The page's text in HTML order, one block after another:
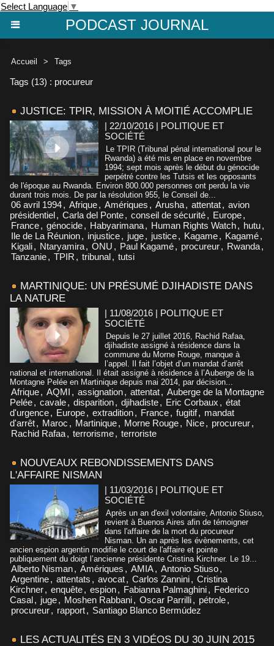
Select Language ▼
PODCAST JOURNAL
Accueil > Tags
Tags (13) : procureur
JUSTICE: TPIR, MISSION À MOITIÉ ACCOMPLIE
| 22/10/2016 | POLITIQUE ET
SOCIÉTÉ
Le TPIR (Tribunal pénal international pour le
Rwanda) a été mis en place en novembre
1994; sept mois après le début du génocide
perpétré contre les Tutsis et les opposants
de l'époque au Rwanda. Environ 800.000 personnes ont perdu la vie
durant trois mois. De par la résolution 955, le Conseil de...
06 avril 1994, Afrique, Amériques , Arusha, attentat, avion
présidentiel, Carla del Ponte, conseil de sécurité, Europe,
France, génocide, Habyarimana, Human Rights Watch, hutu,
Ile de La Réunion, injustice, juge, justice, Kagame, Kagamé,
Kigali, Ntaryamira, ONU , Paul Kagamé, procureur, Rwanda,
Tanzanie, TPIR , tribunal, tutsi
MARTINIQUE: UN PRÉSUMÉ DJIHADISTE DANS
LA NATURE
| 11/08/2016 | POLITIQUE ET
SOCIÉTÉ
Depuis le 27 juillet 2016, Rachid Rafaa,
djihadiste assigné à résidence dans la
commune du Morne Rouge, manque à
l’appel. Il fait l’objet d’un mandat d’arrêt
national et international. Il était assigné à résidence à l’Auberge de la
Montagne Pelée en Martinique depuis mai 2014, par décision...
Afrique, AQMI , assignation, attentat, Auberge de la Montagne
Pelée, cavale, disparition, djihadiste, Eric Corbaux , état
d'urgence, Europe, extradition, France, fugitif, mandat
d'arrêt, Maroc , Martinique, Morne Rouge, Nice, procureur,
Rachid Rafaa, terrorisme, terroriste
NOUVEAUX REBONDISSEMENTS DANS
L'AFFAIRE NISMAN
| 11/03/2016 | POLITIQUE ET
SOCIÉTÉ
Après un an d'exil volontaire, Antonio Stiuso,
revient à Buenos Aires afin de témoigner
dans l'affaire de la mort du procureur
Nisman. Un an après les évènements, cet
ancien espion argentin modifie le court de l'affaire et pointe
publiquement du doigt l’ancienne présidente Cristina Kirchner. Le 19...
Alberto Nisman, Amériques , AMIA, Antonio Stiuso,
Argentine, attentats , avocat, Carlos Zannini, Cristina
Kirchner, enquête, espion, Fabianna Palmaghini, Federico
Casal, juge, Moshen Rabbani, Oscar Parrilli, pétrole,
procureur, rapport, Santiago Blanco Bermúdez
LES ACTUALITÉS EN 3 VIDÉOS DU 30 JUIN 2015